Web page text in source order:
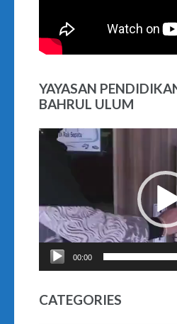
YAYASAN
BAHRUL ULUM
Video
Player
00:00
CATEGORIES